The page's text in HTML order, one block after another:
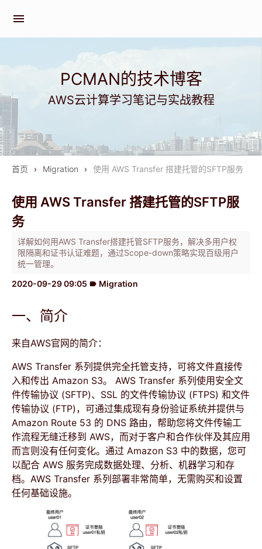
menu
PCMAN的技术博客
AWS云计算学习笔记与实战教程
首页 › Migration › 使用 AWS Transfer 搭建托管的SFTP服务
使用 AWS Transfer 搭建托管的SFTP服
务
详解如何用AWS Transfer搭建托管SFTP服务，解决多用户权
限隔离和证书认证难题，通过Scope-down策略实现百级用户
统一管理。
2020-09-29 09:05 label Migration
一、简介
来自AWS官网的简介：
AWS Transfer 系列提供完全托管支持，可将文件直接传
入和传出 Amazon S3。 AWS Transfer 系列使用安全文
件传输协议 (SFTP)、SSL 的文件传输协议 (FTPS) 和文件
传输协议 (FTP)，可通过集成现有身份验证系统并提供与
Amazon Route 53 的 DNS 路由，帮助您将文件传输工
作流程无缝迁移到 AWS，而对于客户和合作伙伴及其应用
而言则没有任何变化。通过 Amazon S3 中的数据，您可
以配合 AWS 服务完成数据处理、分析、机器学习和存
档。AWS Transfer 系列部署非常简单，无需购买和设置
任何基础设施。